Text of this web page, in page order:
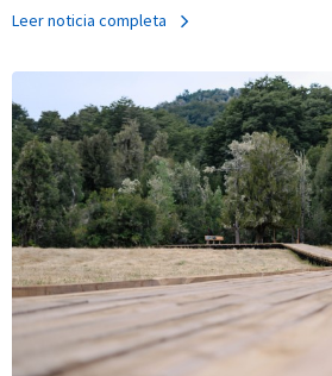
Leer noticia completa